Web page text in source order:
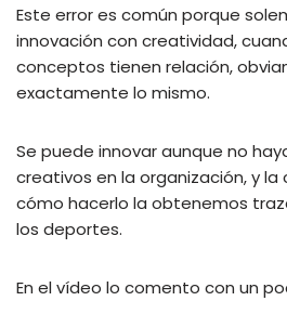
Este error es común porque
innovación con creatividad,
conceptos tienen relación,
exactamente lo mismo.
Se puede innovar aunque no
creativos en la organización, y la
cómo hacerlo la obtenemos
los deportes.
En el vídeo lo comento con un